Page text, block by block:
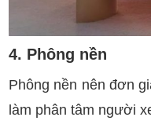
4. Phông nền
Phông nền nên đơn
làm phân tâm người